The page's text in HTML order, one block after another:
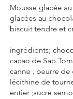
Mousse glacée
glacées au
biscuit tendre et
ingrédients;
cacao de Sao
canne , beurre de
lécithine de
entier ;sucre